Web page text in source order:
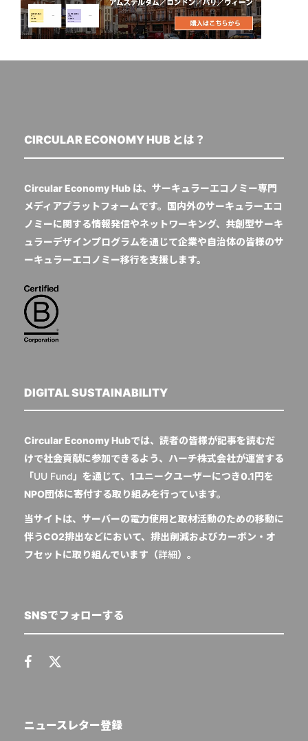
CIRCULAR ECONOMY HUB とは？
Circular Economy Hub は、サーキュラーエコノミー専門
メディアプラットフォームです。国内外のサーキュラーエコ
ノミーに関する情報発信やネットワーキング、共創型サーキ
ュラーデザインプログラムを通じて企業や自治体の皆様のサ
ーキュラーエコノミー移行を支援します。
DIGITAL SUSTAINABILITY
Circular Economy Hubでは、読者の皆様が記事を読むだ
けで社会貢献に参加できるよう、ハーチ株式会社が運営する
「UU Fund 」を通じて、1ユニークユーザーにつき0.1円を
NPO団体に寄付する取り組みを行っています。
当サイトは、サーバーの電力使用と取材活動のための移動に
伴うCO2排出などにおいて、排出削減およびカーボン・オ
フセットに取り組んでいます（詳細）。
SNSでフォローする
ニュースレター登録